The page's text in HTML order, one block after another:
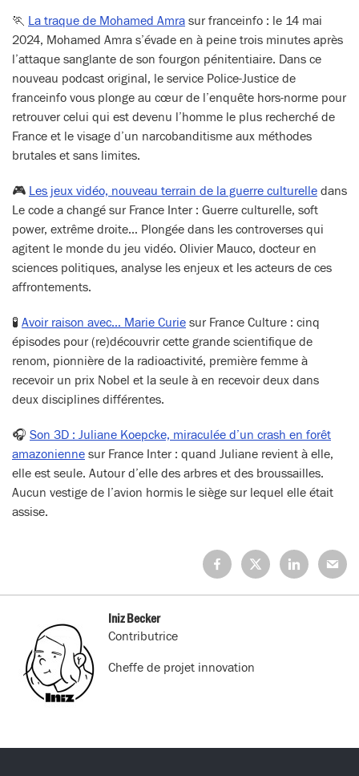
🏃 La traque de Mohamed Amra sur franceinfo : le 14 mai
2024, Mohamed Amra s’évade en à peine trois minutes après
l’attaque sanglante de son fourgon pénitentiaire. Dans ce
nouveau podcast original, le service Police-Justice de
franceinfo vous plonge au cœur de l’enquête hors-norme pour
retrouver celui qui est devenu l’homme le plus recherché de
France et le visage d’un narcobanditisme aux méthodes
brutales et sans limites.
🎮 Les jeux vidéo, nouveau terrain de la guerre culturelle dans
Le code a changé sur France Inter : Guerre culturelle, soft
power, extrême droite… Plongée dans les controverses qui
agitent le monde du jeu vidéo. Olivier Mauco, docteur en
sciences politiques, analyse les enjeux et les acteurs de ces
affrontements.
🧪 Avoir raison avec… Marie Curie sur France Culture : cinq
épisodes pour (re)découvrir cette grande scientifique de
renom, pionnière de la radioactivité, première femme à
recevoir un prix Nobel et la seule à en recevoir deux dans
deux disciplines différentes.
🎧 Son 3D : Juliane Koepcke, miraculée d’un crash en forêt
amazonienne sur France Inter : quand Juliane revient à elle,
elle est seule. Autour d’elle des arbres et des broussailles.
Aucun vestige de l’avion hormis le siège sur lequel elle était
assise.
Partagez
sur
Facebook
Partagez
sur
X
Partagez
sur
LinkedIn
sur
Mail
Iniz Becker
Contributrice
Cheffe de projet innovation